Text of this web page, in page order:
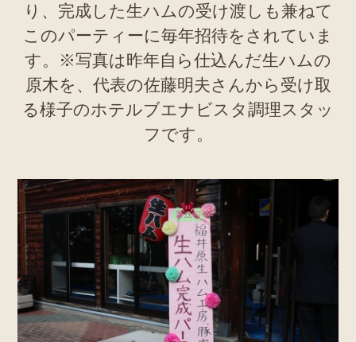
り、完成した生ハムの受け渡しも兼ねて
このパーティーに毎年招待をされていま
す。※写真は昨年自ら仕込んだ生ハムの
原木を、代表の佐藤明夫さんから受け取
る様子のホテルブエナビスタ調理スタッ
フです。